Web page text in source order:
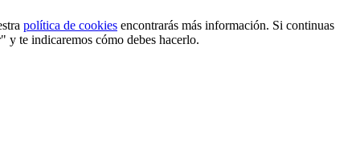
política de cookies encontrarás más información. Si continuas
y te indicaremos cómo debes hacerlo.